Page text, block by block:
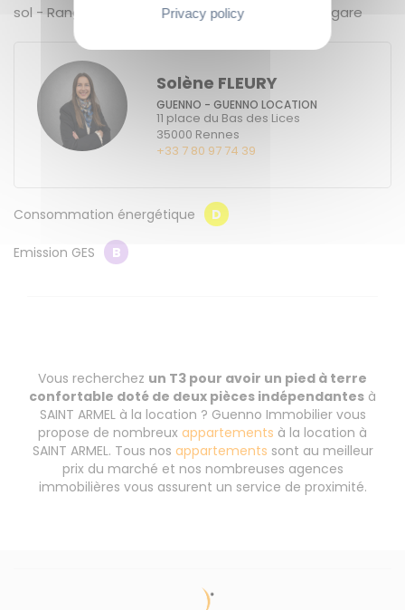
sol - Rangements - Proximité immédiate de la gare
Solène FLEURY
GUENNO - GUENNO LOCATION
11 place du Bas des Lices
35000 Rennes
+33 7 80 97 74 39
Consommation énergétique D
Emission GES B
Vous recherchez un T3 pour avoir un pied à terre
confortable doté de deux pièces indépendantes à
SAINT ARMEL à la location ? Guenno Immobilier vous
propose de nombreux appartements à la location à
SAINT ARMEL. Tous nos appartements sont au meilleur
prix du marché et nos nombreuses agences
immobilières vous assurent un service de proximité.
Privacy policy